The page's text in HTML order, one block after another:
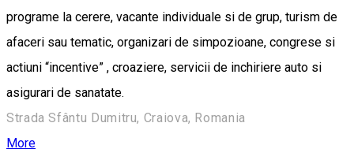
programe la cerere, vacante individuale si de grup, turism de
afaceri sau tematic, organizari de simpozioane, congrese si
actiuni “incentive” , croaziere, servicii de inchiriere auto si
asigurari de sanatate.
Strada Sfântu Dumitru, Craiova, Romania
More